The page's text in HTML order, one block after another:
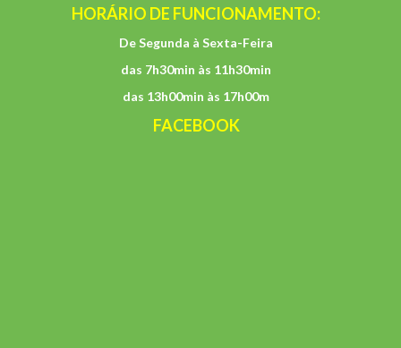
HORÁRIO DE FUNCIONAMENTO:
De Segunda à Sexta-Feira
das 7h30min às 11h30min
das 13h00min às 17h00m
FACEBOOK